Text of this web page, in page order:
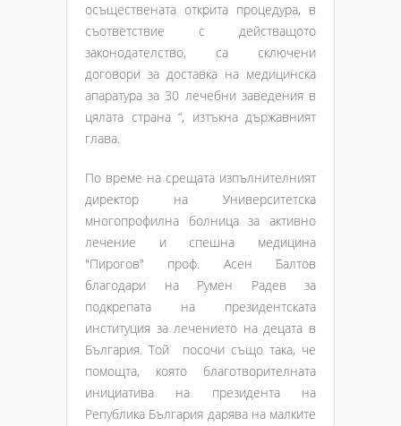
осъществената открита процедура, в
съответствие с действащото
законодателство, са сключени
договори за доставка на медицинска
апаратура за 30 лечебни заведения в
цялата страна “, изтъкна държавният
глава.
По време на срещата изпълнителният
директор на Университетска
многопрофилна болница за активно
лечение и спешна медицина
"Пирогов" проф. Асен Балтов
благодари на Румен Радев за
подкрепата на президентската
институция за лечението на децата в
България. Той посочи също така, че
помощта, която благотворителната
инициатива на президента на
Република България дарява на малките